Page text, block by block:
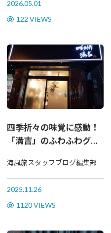
2026.05.01
122 VIEWS
四季折々の味覚に感動！
「満吉」のふわふわグラ
海風旅スタッフブログ編集部
2025.11.26
1120 VIEWS